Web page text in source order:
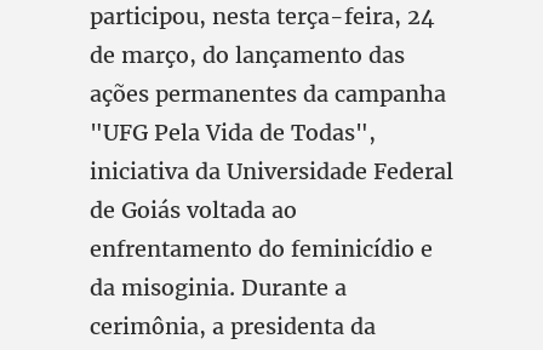
participou, nesta terça-feira, 24
de março, do lançamento das
ações permanentes da campanha
"UFG Pela Vida de Todas",
iniciativa da Universidade Federal
de Goiás voltada ao
enfrentamento do feminicídio e
da misoginia. Durante a
cerimônia, a presidenta da